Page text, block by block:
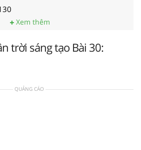
Xem thêm
trời sáng tạo Bài 30:
QUẢNG CÁO